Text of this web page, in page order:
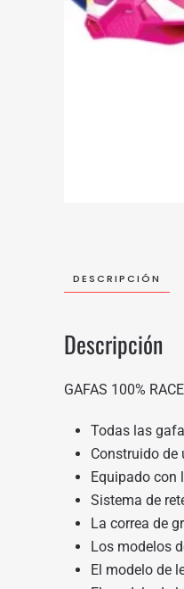
DESCRIPCIÓN
Descripción
GAFAS 100%
Todas las
Construido de
Equipado con
Sistema de
La correa de
Los modelos
El modelo de